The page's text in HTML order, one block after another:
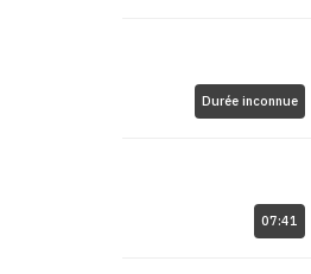
Durée inconnue
07:41